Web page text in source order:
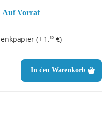
Auf Vorrat
(+ 1.50 €)
In den Warenkorb